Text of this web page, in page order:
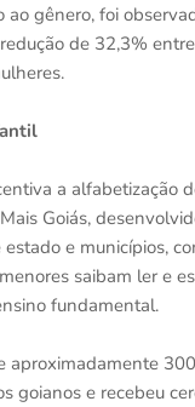
ao gênero, foi
de 32,3%
a alfabetização
Goiás,
e municípios,
saibam ler e
fundamental.
aproximadamente
goianos e recebeu